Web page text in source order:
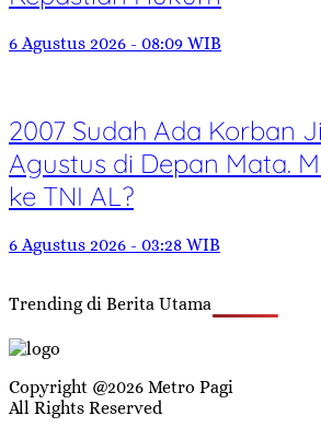
6 Agustus 2026 - 08:09 WIB
2007 Sudah Ada Korban
Agustus di Depan Mata.
ke TNI AL?
6 Agustus 2026 - 03:28 WIB
Trending di Berita Utama
Copyright @2026 Metro Pagi
All Rights Reserved